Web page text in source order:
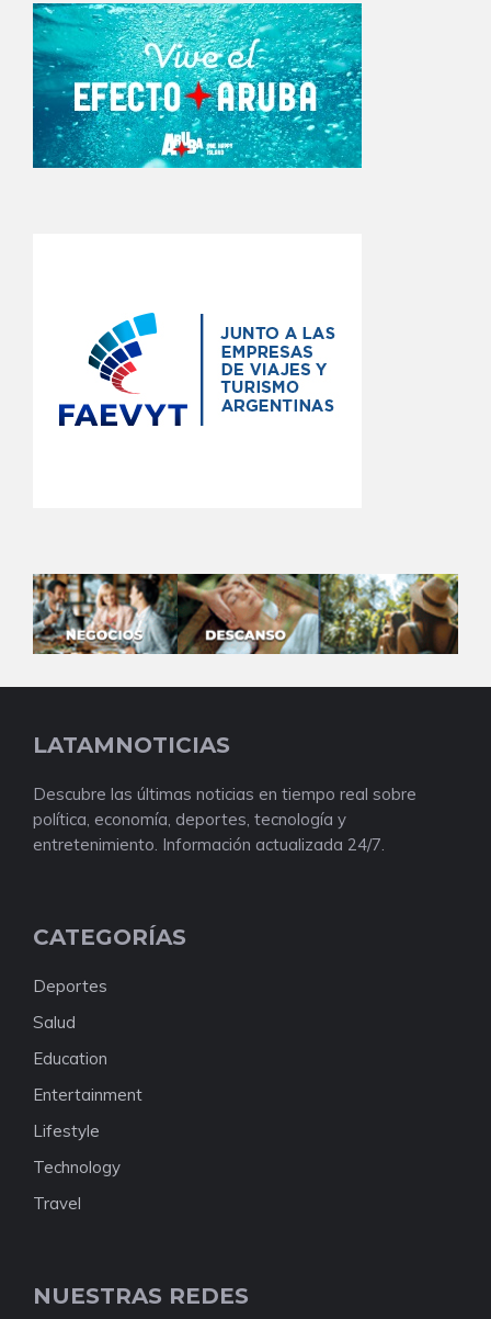
LATAMNOTICIAS
Descubre las últimas noticias en tiempo real sobre
política, economía, deportes, tecnología y
entretenimiento. Información actualizada 24/7.
CATEGORÍAS
Deportes
Salud
Education
Entertainment
Lifestyle
Technology
Travel
NUESTRAS REDES